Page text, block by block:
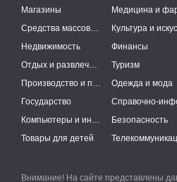
Магазины
Средства массовой информации
Недвижимость
Финансы
Отдых и развлечения
Туризм
Производство и поставки
Одежда и мода
Государство
Компьютеры и интернет
Безопасность
Товары для детей
Внимание! На сайте представлены